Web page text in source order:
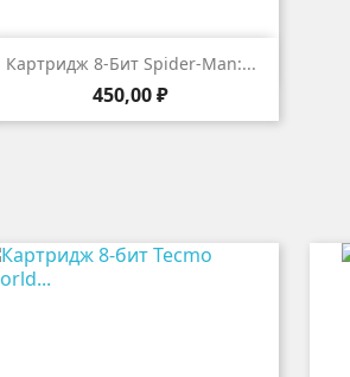
Картридж 8-Бит Spider-Man:...
Цена
450,00 ₽
 Быстрый просмотр